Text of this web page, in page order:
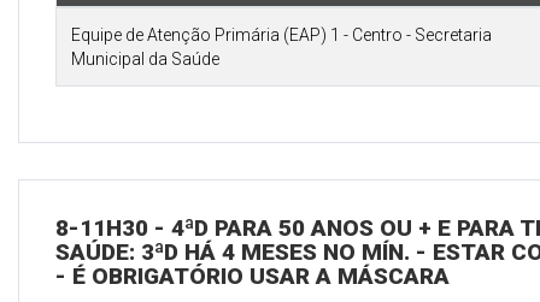
Equipe de Atenção Primária (EAP) 1 - Centro - Secretaria
Municipal da Saúde
8-11H30 - 4ªD PARA 50 ANOS OU + E PARA
SAÚDE: 3ªD HÁ 4 MESES NO MÍN. - ESTAR
- É OBRIGATÓRIO USAR A MÁSCARA